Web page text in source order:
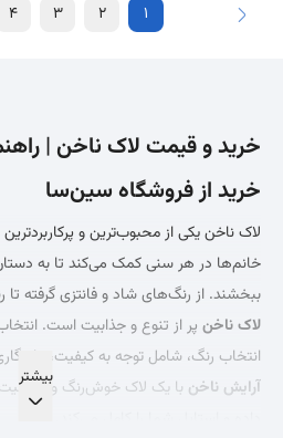
1
2
3
4
خرید و قیمت لاک ناخن |
خرید از فروشگاه سین‌سا
لاک ناخن یکی از محبوب‌ترین و پرکاربردترین
خانم‌ها در هر سنی کمک می‌کند تا به
ببخشند. از رنگ‌های شاد و فانتزی گرفته
لاک ناخن پر از تنوع و جذابیت است.
انتخاب رنگ، شامل توجه به کیفیت،
آرایش ناخن با یک لاک خوش‌رنگ و